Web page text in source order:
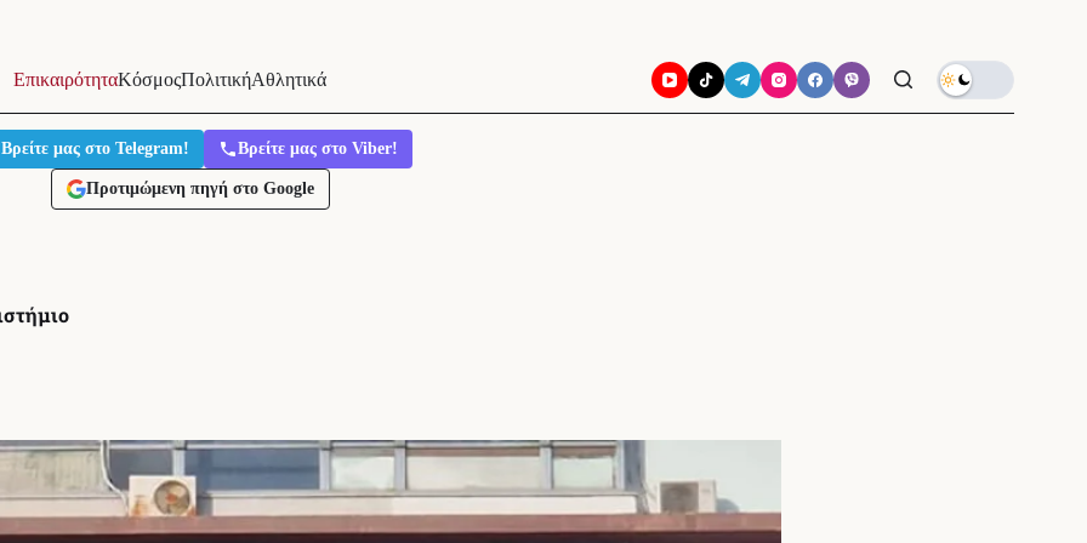
ΕπικαιρότηταΚόσμοςΠολιτικήΑθλητικά
Βρείτε μας στο Telegram! Βρείτε μας στο Viber!
Προτιμώμενη πηγή στο Google